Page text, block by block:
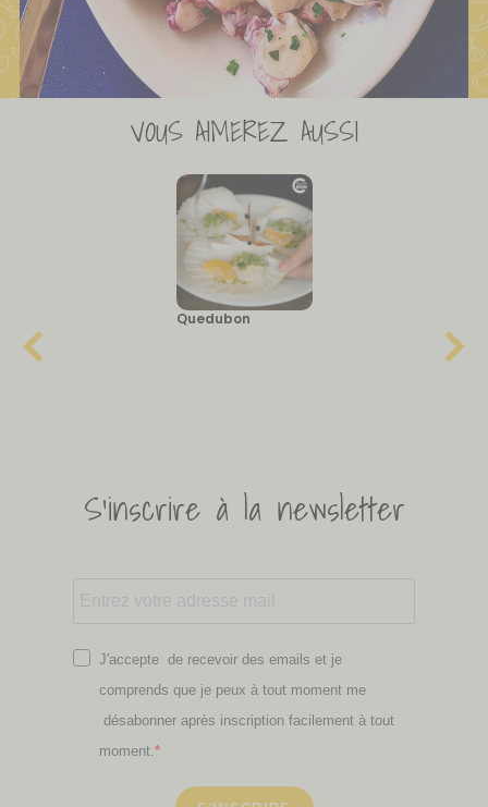
VOUS AIMEREZ AUSSI
Quedubon
S'inscrire à la newsletter
J'accepte de recevoir des emails et je
comprends que je peux à tout moment me
désabonner après inscription facilement à tout
moment.